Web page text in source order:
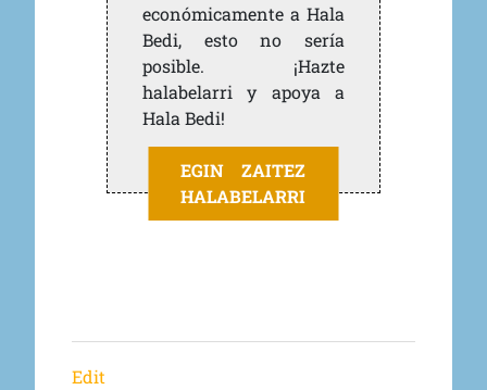
económicamente a Hala
Bedi, esto no sería
posible. ¡Hazte
halabelarri y apoya a
Hala Bedi!
EGIN ZAITEZ
HALABELARRI
Edit